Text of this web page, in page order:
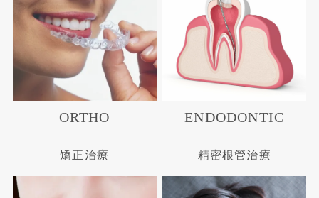
ORTHO
矯正治療
ENDODONTIC
精密根管治療